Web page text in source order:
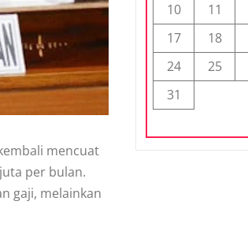
mencuat
per bulan.
gaji, melainkan
10
11
17
18
24
25
31